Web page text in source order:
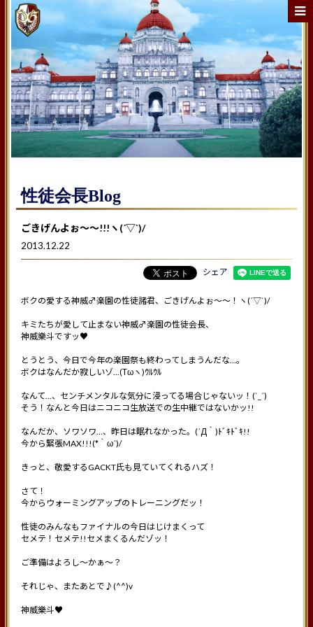
性徒会長Blog
ごきげんよぉ〜〜!!!ヽ(´▽`)/
2013.12.22
シェア
ボクの愛する神威♂楽園の性徒諸君、ごきげんよぉ〜〜！ヽ(´▽`)/
キミたちが愛して止まない神威♂楽園の性徒会長、
神威樂斗ですッ♥
とうとう、今日で今年の楽園祭も終わってしまうんだな…。
ボクはなんだか寂しいゾ…(Тωヽ)ｳﾙｳﾙ
なんて…、センチメンタルな気分に浸ってる場合じゃないッ！(`_´)
そう！なんと今日はニコニコ生放送での生中継ではないかッ!!
なんだか、ソワソワ…、昨日は眠れなかった。(´Д｀)ﾄﾞｷﾄﾞｷ!!
今から緊張MAX!!!(*｀ω´)/
きっと、敬愛するGACKT氏も見ていてくれるハズ！
さて！
今からウォーミングアップのトレーニングだッ！
性徒のみんなもファイナルの今日はじけまくって
セメテ！セメテ!!セメまくるんだゾッ！
ご準備はよろし〜かぁ〜？
それじゃ、またあとで♪(^^)v
神威樂斗♥